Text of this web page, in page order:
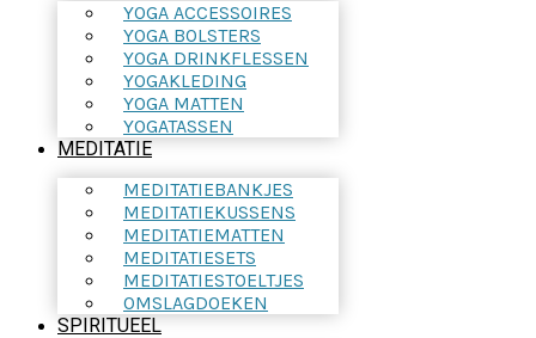
YOGA ACCESSOIRES
YOGA BOLSTERS
YOGA DRINKFLESSEN
YOGAKLEDING
YOGA MATTEN
YOGATASSEN
MEDITATIE
MEDITATIEBANKJES
MEDITATIEKUSSENS
MEDITATIEMATTEN
MEDITATIESETS
MEDITATIESTOELTJES
OMSLAGDOEKEN
SPIRITUEEL